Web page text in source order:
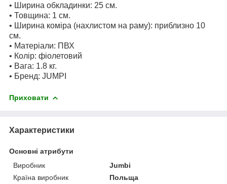
• Ширина обкладинки: 25 см.
• Товщина: 1 см.
• Ширина коміра (нахлистом на раму): приблизно 10
см.
• Матеріали: ПВХ
• Колір: фіолетовий
• Вага: 1.8 кг.
• Бренд: JUMPI
Приховати
Характеристики
Основні атрибути
Виробник
Jumbi
Країна виробник
Польща